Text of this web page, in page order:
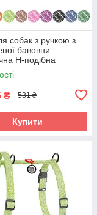
собак з ручкою з
бавовни
Н-подібна
Re-cotton з QR
₴ 531 ₴
Купити